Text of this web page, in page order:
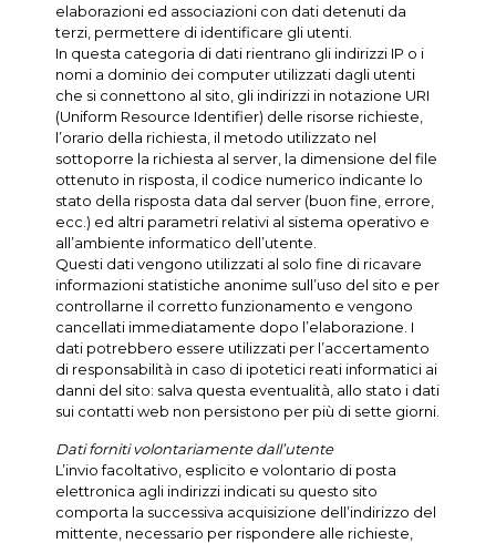
elaborazioni ed associazioni con dati detenuti da
terzi, permettere di identificare gli utenti.
In questa categoria di dati rientrano gli indirizzi IP o i
nomi a dominio dei computer utilizzati dagli utenti
che si connettono al sito, gli indirizzi in notazione URI
(Uniform Resource Identifier) delle risorse richieste,
l’orario della richiesta, il metodo utilizzato nel
sottoporre la richiesta al server, la dimensione del file
ottenuto in risposta, il codice numerico indicante lo
stato della risposta data dal server (buon fine, errore,
ecc.) ed altri parametri relativi al sistema operativo e
all’ambiente informatico dell’utente.
Questi dati vengono utilizzati al solo fine di ricavare
informazioni statistiche anonime sull’uso del sito e per
controllarne il corretto funzionamento e vengono
cancellati immediatamente dopo l’elaborazione. I
dati potrebbero essere utilizzati per l’accertamento
di responsabilità in caso di ipotetici reati informatici ai
danni del sito: salva questa eventualità, allo stato i dati
sui contatti web non persistono per più di sette giorni.
Dati forniti volontariamente dall’utente
L’invio facoltativo, esplicito e volontario di posta
elettronica agli indirizzi indicati su questo sito
comporta la successiva acquisizione dell’indirizzo del
mittente, necessario per rispondere alle richieste,